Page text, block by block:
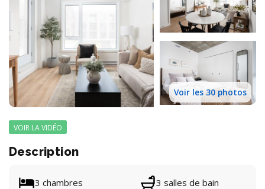
Voir les 30 photos
VOIR LA VIDÉO
Description
3 chambres 3 salles de bain